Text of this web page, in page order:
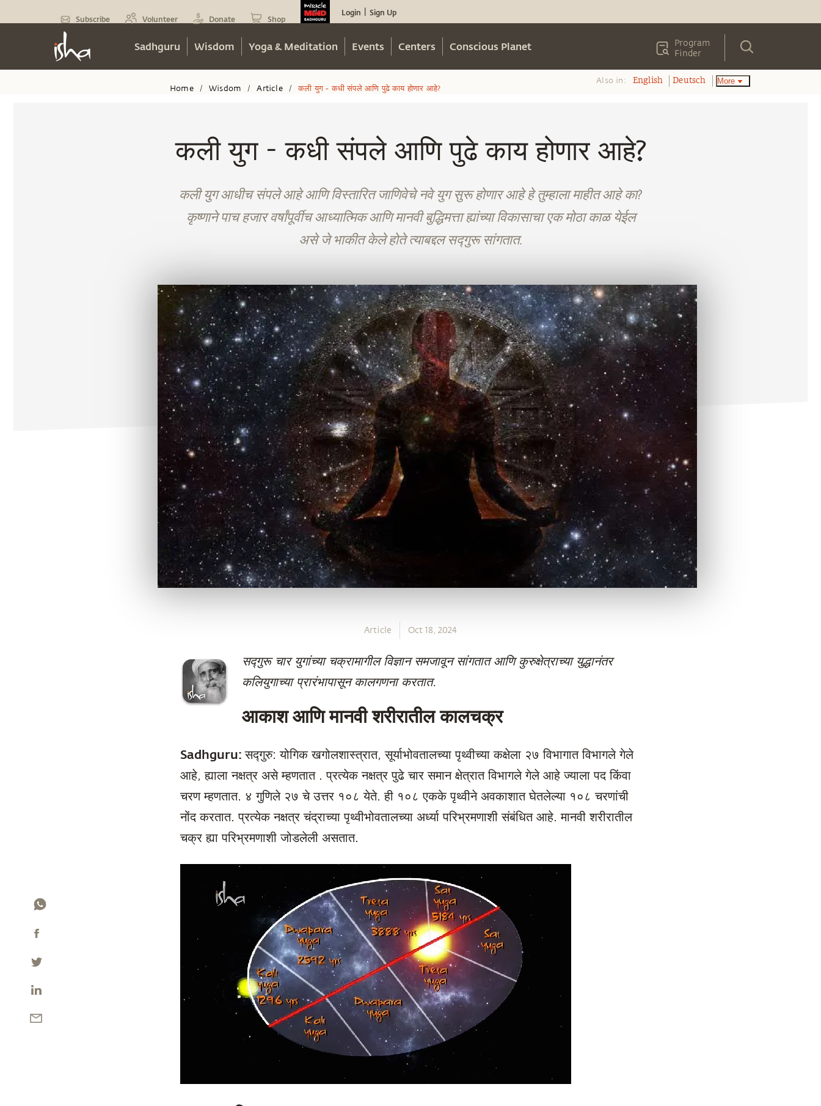
Subscribe Volunteer Donate Shop
Login Sign Up
Sadhguru Wisdom Yoga & Meditation Events Centers Conscious Planet
Program
Finder
Home / Wisdom / Article / कली युग - कधी संपले आणि पुढे काय होणार आहे?
Also in: English Deutsch More
कली युग - कधी संपले आणि पुढे काय होणार आहे?
कली युग आधीच संपले आहे आणि विस्तारित जाणिवेचे नवे युग सुरू होणार आहे हे तुम्हाला माहीत आहे का?
कृष्णाने पाच हजार वर्षांपूर्वीच आध्यात्मिक आणि मानवी बुद्धिमत्ता ह्यांच्या विकासाचा एक मोठा काळ येईल
असे जे भाकीत केले होते त्याबद्दल सद्गुरू सांगतात.
Article Oct 18, 2024
सद्गुरू चार युगांच्या चक्रामागील विज्ञान समजावून सांगतात आणि कुरुक्षेत्राच्या युद्धानंतर
कलियुगाच्या प्रारंभापासून कालगणना करतात.
आकाश आणि मानवी शरीरातील कालचक्र
Sadhguru:सद्गुरु: योगिक खगोलशास्त्रात, सूर्याभोवतालच्या पृथ्वीच्या कक्षेला २७ विभागात विभागले गेले
आहे, ह्याला नक्षत्र असे म्हणतात . प्रत्येक नक्षत्र पुढे चार समान क्षेत्रात विभागले गेले आहे ज्याला पद किंवा
चरण म्हणतात. ४ गुणिले २७ चे उत्तर १०८ येते. ही १०८ एकके पृथ्वीने अवकाशात घेतलेल्या १०८ चरणांची
नोंद करतात. प्रत्येक नक्षत्र चंद्राच्या पृथ्वीभोवतालच्या अर्ध्या परिभ्रमणाशी संबंधित आहे. मानवी शरीरातील
चक्र ह्या परिभ्रमणाशी जोडलेली असतात.